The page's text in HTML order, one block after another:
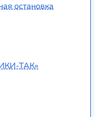
остановка
ТАК»